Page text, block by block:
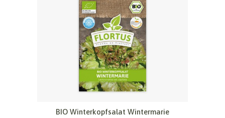
BIO Winterkopfsalat Wintermarie